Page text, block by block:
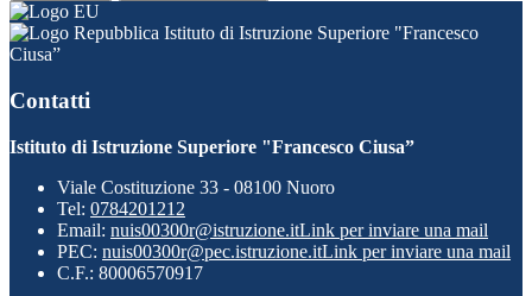
Istituto di Istruzione Superiore "Francesco
Ciusa”
Contatti
Istituto di Istruzione Superiore "Francesco Ciusa”
Viale Costituzione 33 - 08100 Nuoro
Tel: 0784201212
Email: nuis00300r@istruzione.itLink per inviare una mail
PEC: nuis00300r@pec.istruzione.itLink per inviare una mail
C.F.: 80006570917